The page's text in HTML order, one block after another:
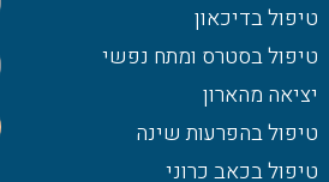
טיפול בדיכאון
טיפול בסטרס ומתח נפשי
יציאה מהארון
טיפול בהפרעות שינה
טיפול בכאב כרוני